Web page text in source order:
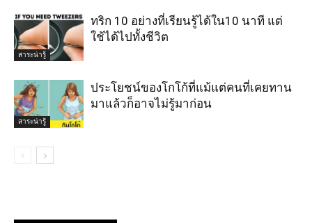
สาระน่ารู้
ทริก 10 อย่างที่เรียนรู้ได้ใน10 นาที แต่
ใช้ได้ไปทั้งชีวิต
สาระน่ารู้
ประโยชน์ของโกโก้ที่แม้แต่คนที่เคยทาน
มาแล้วก็อาจไม่รู้มาก่อน